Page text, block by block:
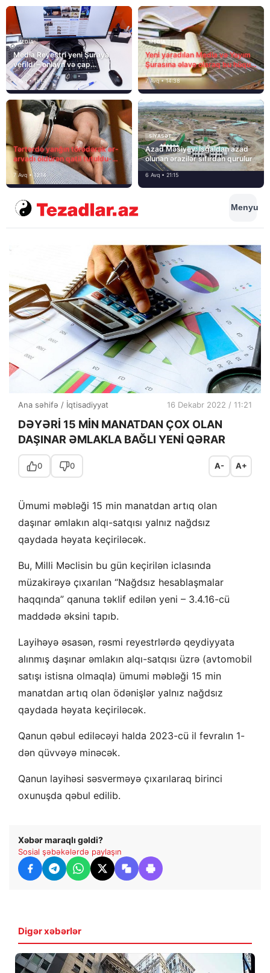
MEDİA
Media Reyestri yeni Şuraya
verildi – onlayn və çap
mediasını nə gözləyir?
7 Avq • 15:14
MEDİA
Yeni yaradılan Media və Yayım
Şurasına əlavə olaraq bu hüquq
və vəzifələr də verilib
7 Avq • 14:38
Tərtərdə yanğın törədərək ər-
arvadı öldürən qatil tutuldu-
SON DƏQİQƏ
7 Avq • 12:14
SIYASƏT
Azad Məsiyev: İşğaldan azad
olunan ərazilər sıfırdan qurulur
6 Avq • 21:15
Menyu
Ana səhifə / İqtisadiyyat 16 Dekabr 2022 / 11:21
DƏYƏRİ 15 MİN MANATDAN ÇOX OLAN
DAŞINAR ƏMLAKLA BAĞLI YENİ QƏRAR
0 0 A- A+
Ümumi məbləği 15 min manatdan artıq olan
daşınar əmlakın alqı-satqısı yalnız nağdsız
qaydada həyata keçiriləcək.
Bu, Milli Məclisin bu gün keçirilən iclasında
müzakirəyə çıxarılan “Nağdsız hesablaşmalar
haqqında” qanuna təklif edilən yeni – 3.4.16-cü
maddədə əksini tapıb.
Layihəyə əsasən, rəsmi reyestrlərdə qeydiyyata
alınmış daşınar əmlakın alqı-satqısı üzrə (avtomobil
satışı istisna olmaqla) ümumi məbləği 15 min
manatdan artıq olan ödənişlər yalnız nağdsız
qaydada həyata keçiriləcək.
Qanun qəbul ediləcəyi halda 2023-cü il fevralın 1-
dən qüvvəyə minəcək.
Qanun layihəsi səsverməyə çıxarılaraq birinci
oxunuşda qəbul edilib.
Xəbər maraqlı gəldi?
Sosial şəbəkələrdə paylaşın
Digər xəbərlər